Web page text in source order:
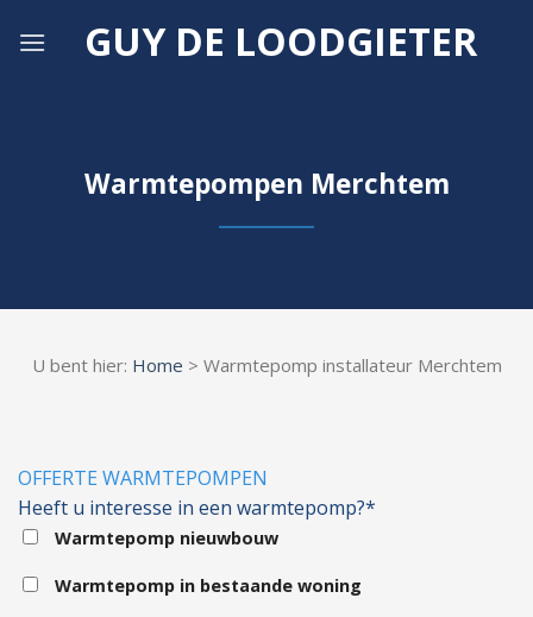
GUY DE LOODGIETER
Warmtepompen Merchtem
U bent hier: Home > Warmtepomp installateur Merchtem
OFFERTE WARMTEPOMPEN
Heeft u interesse in een warmtepomp?*
Warmtepomp nieuwbouw
Warmtepomp in bestaande woning